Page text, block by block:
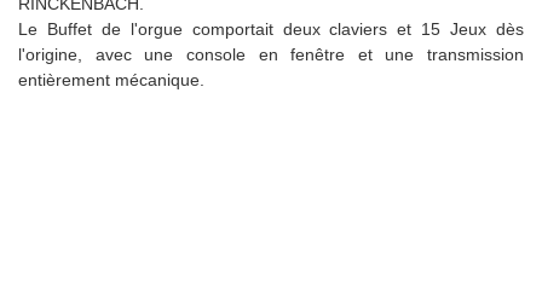
Le Buffet de l'orgue comportait deux claviers et 15 Jeux dès
l'origine, avec une console en fenêtre et une transmission
entièrement mécanique.